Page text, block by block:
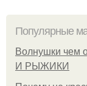
Популярные
Волнушки чем
И РЫЖИКИ